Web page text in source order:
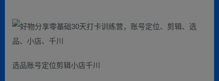
选品账号定位剪辑小店千川